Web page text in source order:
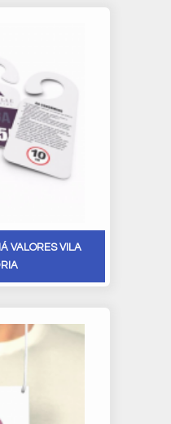
VALORES VILA